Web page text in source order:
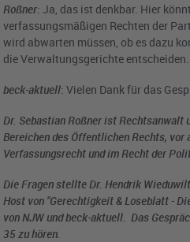
Roßner: Ja, das ist denkbar. Hier
verfassungsmäßigen Rechten der
wird abwarten müssen, ob es dazu
die Verwaltungsgerichte entscheiden.
beck-aktuell: Vielen Dank für das
Dr. Sebastian Roßnerist Rechtsanwalt
Bereichen des Öffentlichen Rechts, vor
Verfassungsrecht und im Recht der
Die Fragen stellte Dr. Hendrik
Host von "Gerechtigkeit & Loseblatt -
von NJW und beck-aktuell. Das
35 zu hören.